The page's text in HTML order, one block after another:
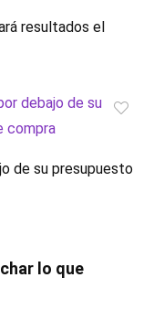
resultados el
de su presupuesto
lo que